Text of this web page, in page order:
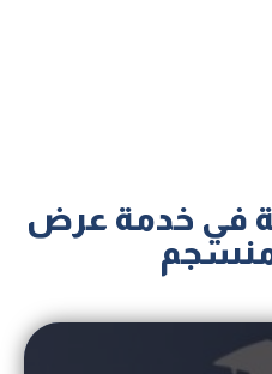
الرقمنة في خدمة عرض